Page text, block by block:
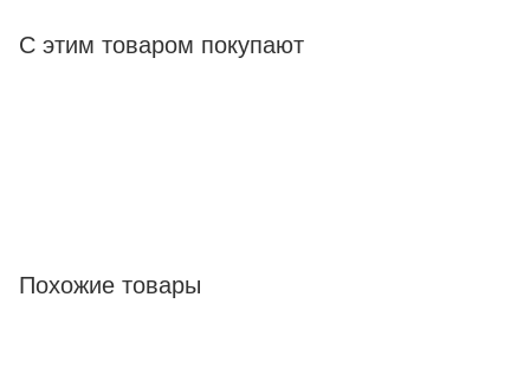
С этим товаром покупают
Похожие товары